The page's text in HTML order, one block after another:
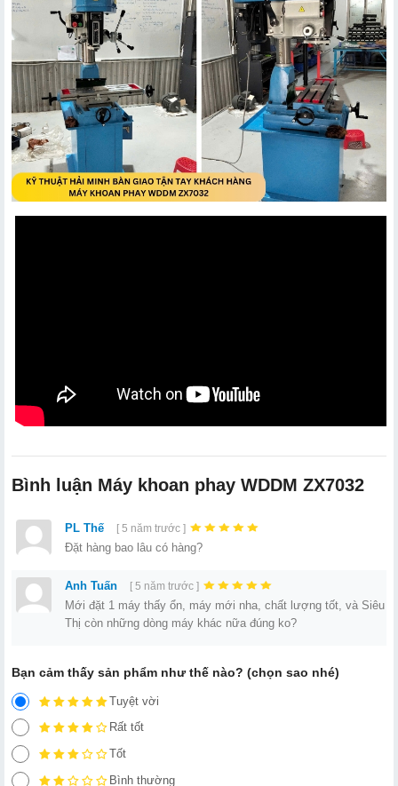
Bình luận Máy khoan phay WDDM ZX7032
PL Thế [ 5 năm trước ]
Đặt hàng bao lâu có hàng?
Anh Tuấn [ 5 năm trước ]
Mới đặt 1 máy thấy ổn, máy mới nha, chất lượng tốt, và Siêu
Thị còn những dòng máy khác nữa đúng ko?
Bạn cảm thấy sản phẩm như thế nào? (chọn sao nhé)
Tuyệt vời
Rất tốt
Tốt
Bình thường